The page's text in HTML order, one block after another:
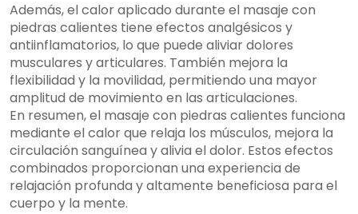
Además, el calor aplicado durante el masaje con
piedras calientes tiene efectos analgésicos y
antiinflamatorios, lo que puede aliviar dolores
musculares y articulares. También mejora la
flexibilidad y la movilidad, permitiendo una mayor
amplitud de movimiento en las articulaciones.
En resumen, el masaje con piedras calientes funciona
mediante el calor que relaja los músculos, mejora la
circulación sanguínea y alivia el dolor. Estos efectos
combinados proporcionan una experiencia de
relajación profunda y altamente beneficiosa para el
cuerpo y la mente.